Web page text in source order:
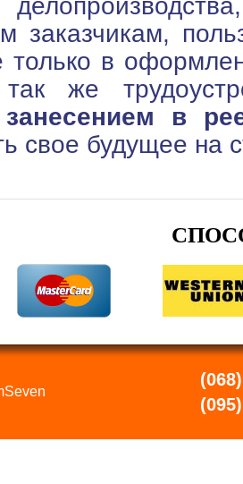
заказчикам,
только в
же
в
свое будущее на